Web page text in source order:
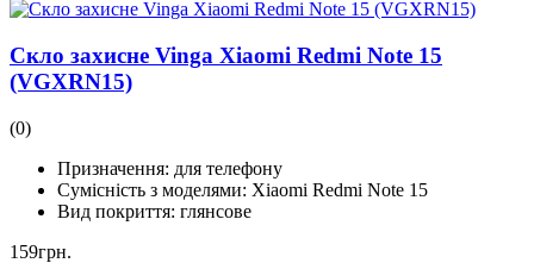
Скло захисне Vinga Xiaomi Redmi Note 15
(VGXRN15)
(0)
Призначення: для телефону
Сумісність з моделями: Xiaomi Redmi Note 15
Вид покриття: глянсове
159грн.